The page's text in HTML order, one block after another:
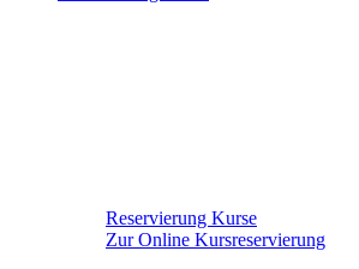
Reservierung Kurse
Zur Online Kursreservierung